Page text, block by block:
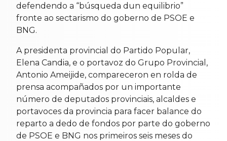
defendendo a “búsqueda dun equilibrio”
fronte ao sectarismo do goberno de PSOE e
BNG.
A presidenta provincial do Partido Popular,
Elena Candia, e o portavoz do Grupo Provincial,
Antonio Ameijide, compareceron en rolda de
prensa acompañados por un importante
número de deputados provinciais, alcaldes e
portavoces da provincia para facer balance do
reparto a dedo de fondos por parte do goberno
de PSOE e BNG nos primeiros seis meses do